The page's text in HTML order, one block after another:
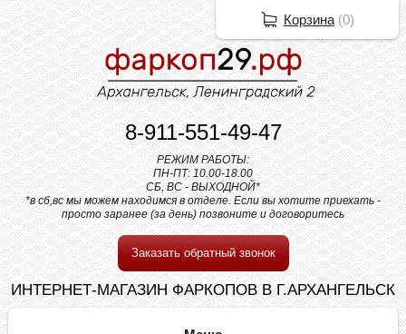
8-911-551-49-47
РЕЖИМ РАБОТЫ:
ПН-ПТ: 10.00-18.00
СБ, ВС - ВЫХОДНОЙ*
*в сб,вс мы можем находимся в отделе. Если вы хотите приехать -
просто заранее (за день) позвоните и договоритесь
Заказать обратный звонок
ИНТЕРНЕТ-МАГАЗИН ФАРКОПОВ В Г.АРХАНГЕЛЬСК
Корзина(0)